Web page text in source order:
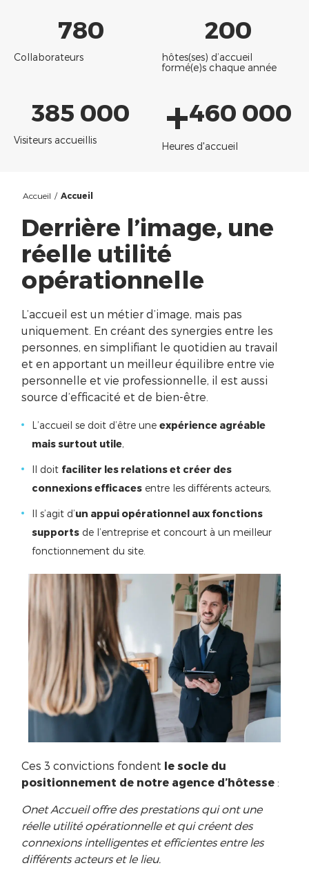
Collaborateurs
780
hôtes(ses) d’accueil
formé(e)s chaque année
200
Visiteurs accueillis
385 000
Heures d'accueil
+460 000
Accueil / Accueil
Derrière l’image, une
réelle utilité
opérationnelle
L’accueil est un métier d’image, mais pas
uniquement. En créant des synergies entre les
personnes, en simplifiant le quotidien au travail
et en apportant un meilleur équilibre entre vie
personnelle et vie professionnelle, il est aussi
source d’efficacité et de bien-être.
L’accueil se doit d’être uneexpérience agréable
mais surtout utile,
Il doit faciliter les relations et créer des
connexions efficaces entre les différents acteurs,
Il s’agit d’un appui opérationnel aux fonctions
supports de l’entreprise et concourt à un meilleur
fonctionnement du site.
Ces 3 convictions fondent le socle du
positionnement de notre agence d’hôtesse :
Onet Accueil offre des prestations qui ont une
réelle utilité opérationnelle et qui créent des
connexions intelligentes et efficientes entre les
différents acteurs et le lieu.